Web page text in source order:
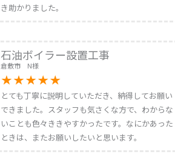
き助かりました。
石油ボイラー設置工事
倉敷市 N様
とても丁寧に説明していただき、納得してお願い
できました。スタッフも気さくな方で、わからな
いことも色々ききやすかったです。なにかあった
ときは、またお願いしたいと思います。